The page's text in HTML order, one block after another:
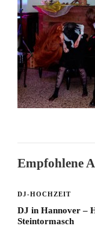
Empfohlene
DJ-HOCHZEIT
DJ in Hannover –
Steintormasch